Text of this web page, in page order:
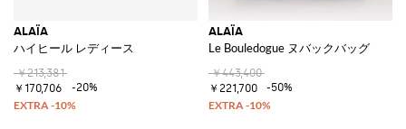
ALAÏA
ハイヒール レディース
￥213,381
￥170,706
-20%
ALAÏA
Le Bouledogue ヌバックバッグ
￥443,400
￥221,700
-50%